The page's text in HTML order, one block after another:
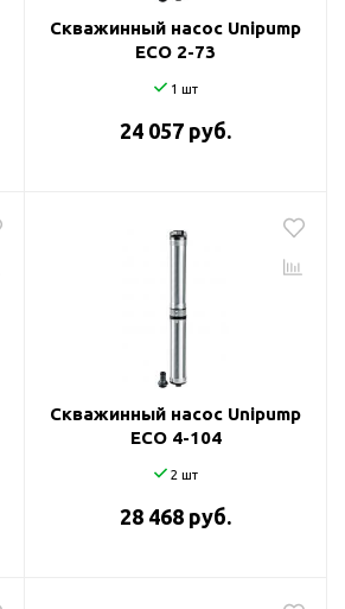
Скважинный насос Unipump
ECO 2-73
1 шт
24 057 руб.
Скважинный насос Unipump
ECO 4-104
2 шт
28 468 руб.